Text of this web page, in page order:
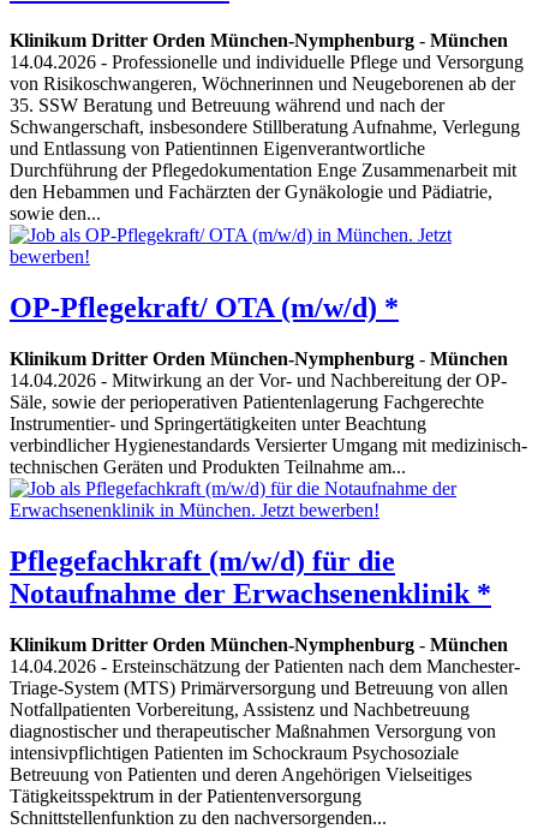
Klinikum Dritter Orden München-Nymphenburg - München
14.04.2026 - Professionelle und individuelle Pflege und Versorgung
von Risikoschwangeren, Wöchnerinnen und Neugeborenen ab der
35. SSW Beratung und Betreuung während und nach der
Schwangerschaft, insbesondere Stillberatung Aufnahme, Verlegung
und Entlassung von Patientinnen Eigenverantwortliche
Durchführung der Pflegedokumentation Enge Zusammenarbeit mit
den Hebammen und Fachärzten der Gynäkologie und Pädiatrie,
sowie den...
OP-Pflegekraft/ OTA (m/w/d) *
Klinikum Dritter Orden München-Nymphenburg - München
14.04.2026 - Mitwirkung an der Vor- und Nachbereitung der OP-
Säle, sowie der perioperativen Patientenlagerung Fachgerechte
Instrumentier- und Springertätigkeiten unter Beachtung
verbindlicher Hygienestandards Versierter Umgang mit medizinisch-
technischen Geräten und Produkten Teilnahme am...
Pflegefachkraft (m/w/d) für die
Notaufnahme der Erwachsenenklinik *
Klinikum Dritter Orden München-Nymphenburg - München
14.04.2026 - Ersteinschätzung der Patienten nach dem Manchester-
Triage-System (MTS) Primärversorgung und Betreuung von allen
Notfallpatienten Vorbereitung, Assistenz und Nachbetreuung
diagnostischer und therapeutischer Maßnahmen Versorgung von
intensivpflichtigen Patienten im Schockraum Psychosoziale
Betreuung von Patienten und deren Angehörigen Vielseitiges
Tätigkeitsspektrum in der Patientenversorgung
Schnittstellenfunktion zu den nachversorgenden...